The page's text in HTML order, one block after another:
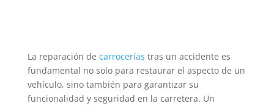
La reparación de carrocerías tras un accidente es
fundamental no solo para restaurar el aspecto de un
vehículo, sino también para garantizar su
funcionalidad y seguridad en la carretera. Un